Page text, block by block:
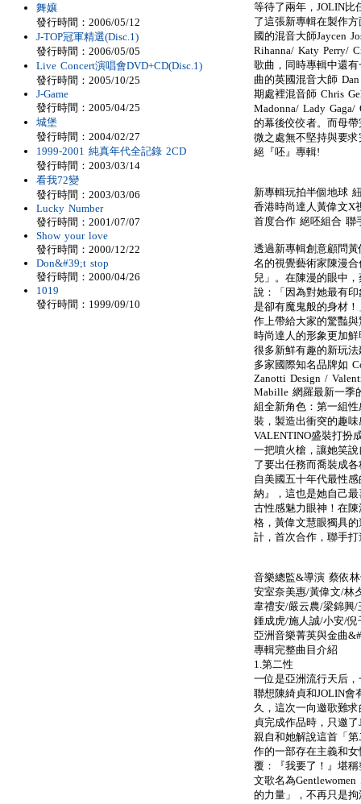
等待了兩年，JOLIN比
了這張新專輯在製作
國的混音大師Jaycen
Rihanna/ Katy Perry/
歌曲，同時專輯中還
曲的英國混音大師
期處裡混音師 Chris
Madonna/ Lady Gaga/
的幕後佼佼者。而母
微之處無不堅持與要
絕『呸』專輯!
新專輯玩拍半個地球
香港時尚達人黃偉文X
首度合作 絕呸組合 聯
透過新專輯創意顧問
名的視覺藝術家陳漫
兒」。在陳漫的眼中
說：「因為對她最有
是卻有魔鬼般的身材
作上帶給大家的驚豔
時尚達人的形象更加
很多新鮮有趣的新玩
多家國際知名品牌如
Zanotti Design /
Mabille 網羅最新一季
組全新角色：第一組
裝，製造出衝突的趣
VALENTINO盛裝打扮
一把噴火槍，讓她笑
了要出任務而喬裝成
自美國五十年代最性
納』，這也是她自己
古性感魅力眼神！在
格，黃偉文慧眼獨具
計，首次合作，聯手
音樂總監&導演 蔡依
安室奈美惠/黃偉文/林
韋禮安/嚴云農/梁錦興/
鍾成虎/施人誠/小安/倪
亞洲音樂菁英與金曲
專輯完整曲目介紹
1.第二性
一位是亞洲流行天后
聯想陳綺貞和JOLIN會
久，這次一向邀歌難
貞完成作品時，只邀
親自和她解說這首「
作的一部存在主義和
覆：『我要了！』堪
文歌名為
的力量」，不再只是
舞孃
發行時間：2006/05/12
J-TOP冠軍精選(Disc.1)
發行時間：2006/05/05
Live Concert演唱會DVD+CD(Disc.1)
發行時間：2005/10/25
J-Game
發行時間：2005/04/25
城堡
發行時間：2004/02/27
1999-2001 純真年代全記錄 2CD
發行時間：2003/03/14
看我72變
發行時間：2003/03/06
Lucky Number
發行時間：2001/07/07
Show your love
發行時間：2000/12/22
Don&#39;t stop
發行時間：2000/04/26
1019
發行時間：1999/09/10